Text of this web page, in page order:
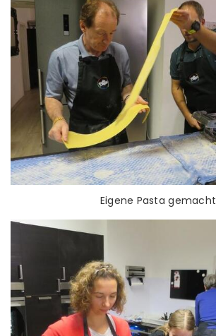
Eigene Pasta gemacht